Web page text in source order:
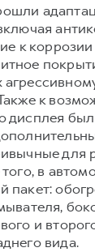
к
к
дисплея
для
в
пакет:
и
вида.